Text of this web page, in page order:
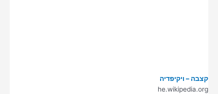
קצבה – ויקיפדיה
he.wikipedia.org